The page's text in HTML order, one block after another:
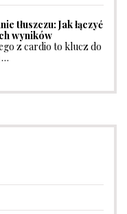
tłuszczu: Jak łączyć
wyników
z cardio to klucz do
…